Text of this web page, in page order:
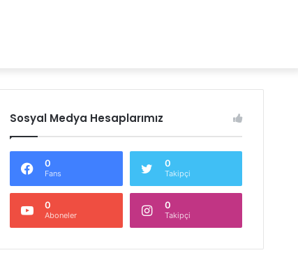
Sosyal Medya Hesaplarımız
0
Fans
0
Takipçi
0
Aboneler
0
Takipçi